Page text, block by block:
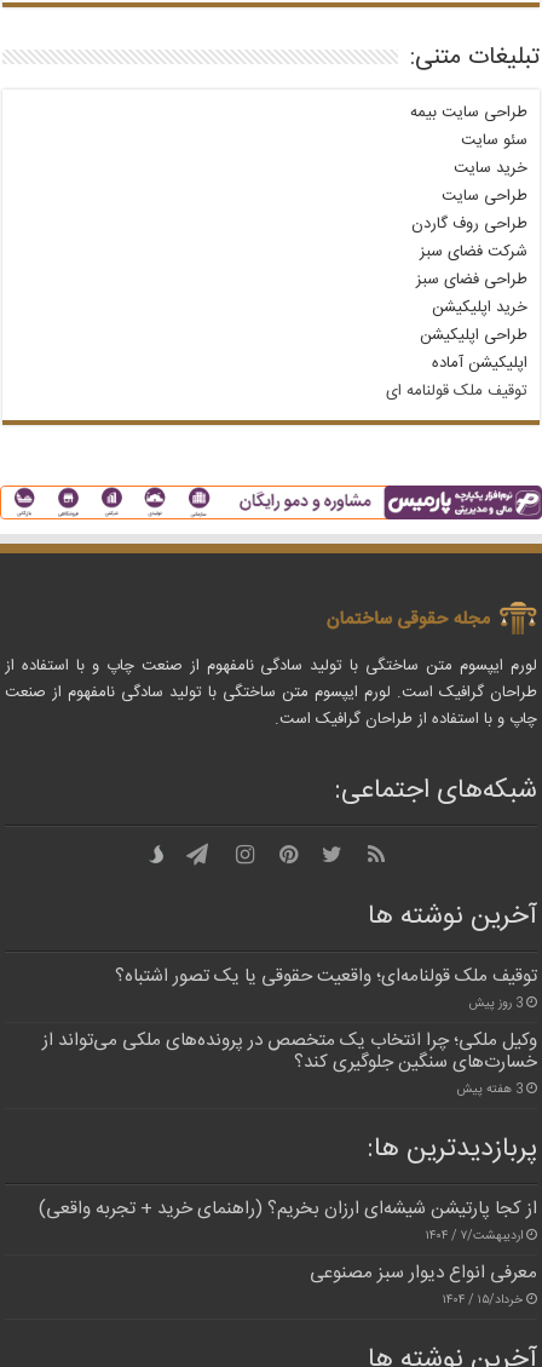
تبلیغات متنی:
طراحی سایت بیمه
سئو سایت
خرید سایت
طراحی سایت
طراحی روف گاردن
شرکت فضای سبز
طراحی فضای سبز
خرید اپلیکیشن
طراحی اپلیکیشن
اپلیکیشن آماده
توقیف ملک قولنامه‌ ای
لورم ایپسوم متن ساختگی با تولید سادگی نامفهوم از صنعت چاپ و با استفاده از
طراحان گرافیک است. لورم ایپسوم متن ساختگی با تولید سادگی نامفهوم از صنعت
چاپ و با استفاده از طراحان گرافیک است.
شبکه‌های اجتماعی:
آخرین نوشته ها
توقیف ملک قولنامه‌ای؛ واقعیت حقوقی یا یک تصور اشتباه؟
3 روز پیش
وکیل ملکی؛ چرا انتخاب یک متخصص در پرونده‌های ملکی می‌تواند از
خسارت‌های سنگین جلوگیری کند؟
3 هفته پیش
پربازدیدترین‌ ها:
از کجا پارتیشن شیشه‌ای ارزان بخریم؟ (راهنمای خرید + تجربه واقعی)
اردیبهشت/۷ / ۱۴۰۴
معرفی انواع دیوار سبز مصنوعی
خرداد/۱۵ / ۱۴۰۴